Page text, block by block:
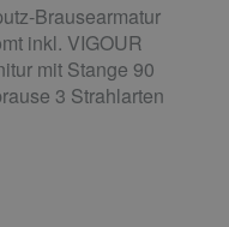
Brausearmatur
inkl. VIGOUR
mit Stange 90
3 Strahlarten